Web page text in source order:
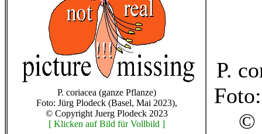
P. coriacea (ganze Pflanze)
Foto: Jürg Plodeck (Basel, Mai 2023),
© Copyright Juerg Plodeck 2023
[ Klicken auf Bild für Vollbild ]
P.
©